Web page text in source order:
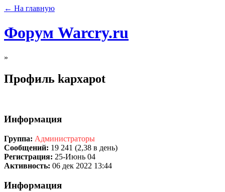
← На главную
Форум Warcry.ru
»
Профиль kapxapot
Информация
Группа: Администраторы
Сообщений: 19 241 (2,38 в день)
Регистрация: 25-Июнь 04
Активность: 06 дек 2022 13:44
Информация